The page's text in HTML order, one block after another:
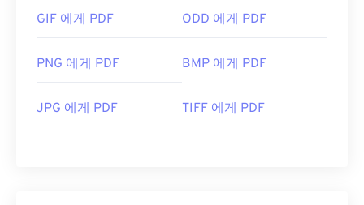
GIF 에게 PDF ODD 에게 PDF
PNG 에게 PDF BMP 에게 PDF
JPG 에게 PDF TIFF 에게 PDF